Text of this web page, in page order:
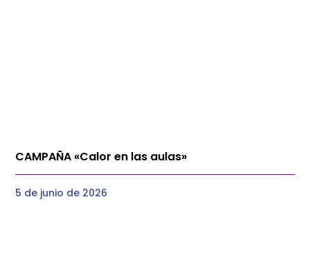
CAMPAÑA «Calor en las aulas»
5 de junio de 2026